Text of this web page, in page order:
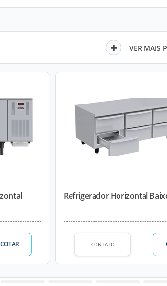
VER MAIS
COTAR
Refrigerador Horizontal
CONTATO